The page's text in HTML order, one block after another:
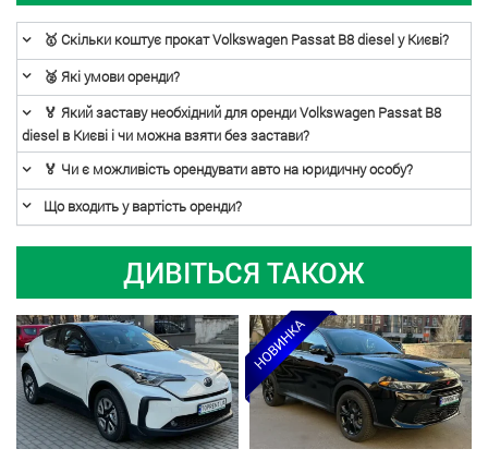
🥇 Скільки коштує прокат Volkswagen Passat B8 diesel у Києві?
🥈 Які умови оренди?
🏅 Який заставу необхідний для оренди Volkswagen Passat B8
diesel в Києві і чи можна взяти без застави?
🏅 Чи є можливість орендувати авто на юридичну особу?
Що входить у вартість оренди?
ДИВІТЬСЯ ТАКОЖ